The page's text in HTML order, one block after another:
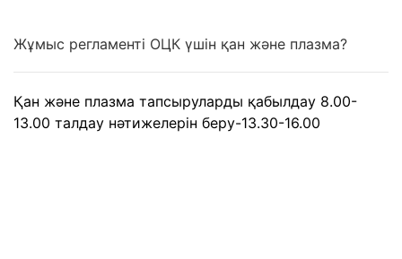
Жұмыс регламенті ОЦК үшін қан және плазма?
Қан және плазма тапсыруларды қабылдау 8.00-
13.00 талдау нәтижелерін беру-13.30-16.00